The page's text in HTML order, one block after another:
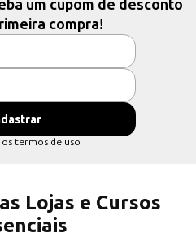
um cupom de desconto
compra!
termos de uso
Lojas e Cursos